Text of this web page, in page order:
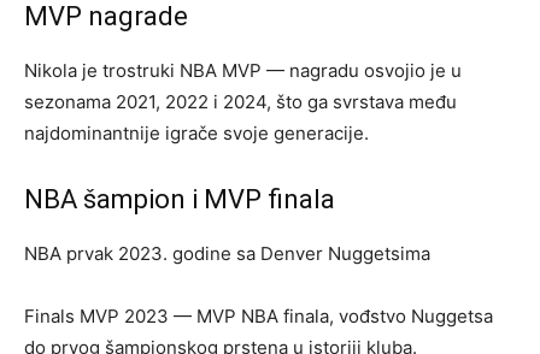
MVP nagrade
Nikola je trostruki NBA MVP — nagradu osvojio je u
sezonama 2021, 2022 i 2024, što ga svrstava među
najdominantnije igrače svoje generacije.
NBA šampion i MVP finala
NBA prvak 2023. godine sa Denver Nuggetsima
Finals MVP 2023 — MVP NBA finala, vođstvo Nuggetsa
do prvog šampionskog prstena u istoriji kluba.